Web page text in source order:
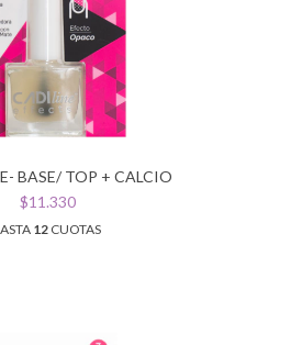
BASE/ TOP + CALCIO
$11.330
12CUOTAS